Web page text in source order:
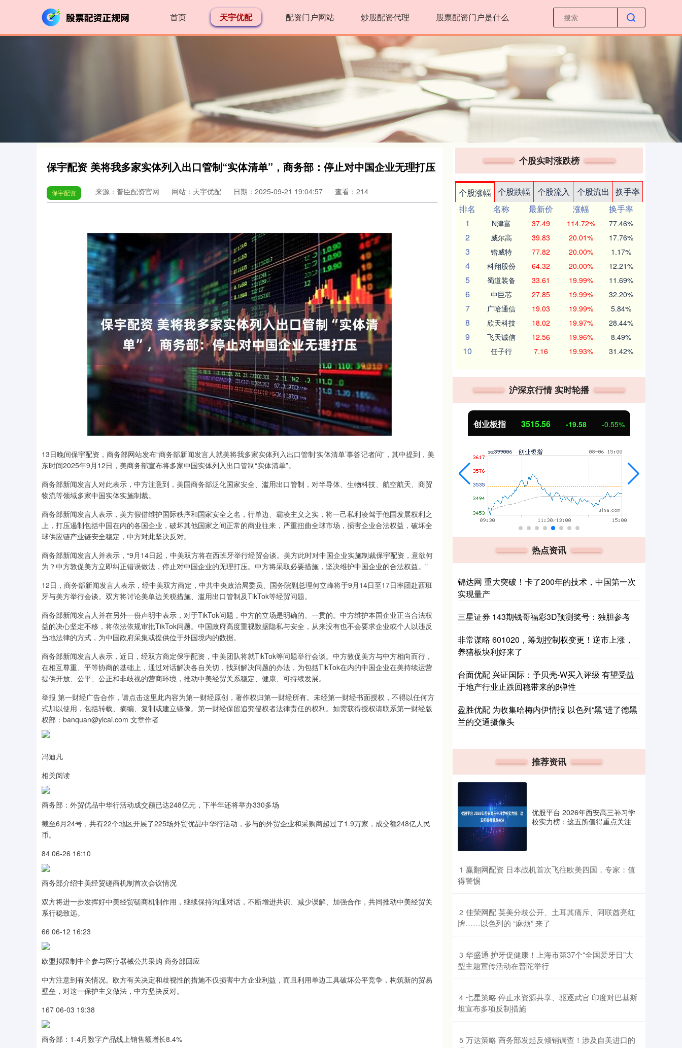
首页 天宇优配 配资门户网站 炒股配资代理 股票配资门户是什么
保宇配资 美将我多家实体列入出口管制“实体清单”，商务部：停止对中国企业无理打压
保宇配资 来源：普臣配资官网 网站：天宇优配 日期：2025-09-21 19:04:57 查看：214
13日晚间保宇配资，商务部网站发布“商务部新闻发言人就美将我多家实体列入出口管制‘实体清单’事答记者问”，其中提到，美
东时间2025年9月12日，美商务部宣布将多家中国实体列入出口管制“实体清单”。
商务部新闻发言人对此表示，中方注意到，美国商务部泛化国家安全、滥用出口管制，对半导体、生物科技、航空航天、商贸
物流等领域多家中国实体实施制裁。
商务部新闻发言人表示，美方假借维护国际秩序和国家安全之名，行单边、霸凌主义之实，将一己私利凌驾于他国发展权利之
上，打压遏制包括中国在内的各国企业，破坏其他国家之间正常的商业往来，严重扭曲全球市场，损害企业合法权益，破坏全
球供应链产业链安全稳定，中方对此坚决反对。
商务部新闻发言人并表示，“9月14日起，中美双方将在西班牙举行经贸会谈。美方此时对中国企业实施制裁保宇配资，意欲何
为？中方敦促美方立即纠正错误做法，停止对中国企业的无理打压。中方将采取必要措施，坚决维护中国企业的合法权益。”
12日，商务部新闻发言人表示，经中美双方商定，中共中央政治局委员、国务院副总理何立峰将于9月14日至17日率团赴西班
牙与美方举行会谈。双方将讨论美单边关税措施、滥用出口管制及TikTok等经贸问题。
商务部新闻发言人并在另外一份声明中表示，对于TikTok问题，中方的立场是明确的、一贯的。中方维护本国企业正当合法权
益的决心坚定不移，将依法依规审批TikTok问题。中国政府高度重视数据隐私与安全，从来没有也不会要求企业或个人以违反
当地法律的方式，为中国政府采集或提供位于外国境内的数据。
商务部新闻发言人表示，近日，经双方商定保宇配资，中美团队将就TikTok等问题举行会谈。中方敦促美方与中方相向而行，
在相互尊重、平等协商的基础上，通过对话解决各自关切，找到解决问题的办法，为包括TikTok在内的中国企业在美持续运营
提供开放、公平、公正和非歧视的营商环境，推动中美经贸关系稳定、健康、可持续发展。
举报 第一财经广告合作，请点击这里此内容为第一财经原创，著作权归第一财经所有。未经第一财经书面授权，不得以任何方
式加以使用，包括转载、摘编、复制或建立镜像。第一财经保留追究侵权者法律责任的权利。如需获得授权请联系第一财经版
权部：banquan@yicai.com 文章作者
冯迪凡
相关阅读
商务部：外贸优品中华行活动成交额已达248亿元，下半年还将举办330多场
截至6月24号，共有22个地区开展了225场外贸优品中华行活动，参与的外贸企业和采购商超过了1.9万家，成交额248亿人民
币。
84 06-26 16:10
商务部介绍中美经贸磋商机制首次会议情况
双方将进一步发挥好中美经贸磋商机制作用，继续保持沟通对话，不断增进共识、减少误解、加强合作，共同推动中美经贸关
系行稳致远。
66 06-12 16:23
欧盟拟限制中企参与医疗器械公共采购 商务部回应
中方注意到有关情况。欧方有关决定和歧视性的措施不仅损害中方企业利益，而且利用单边工具破坏公平竞争，构筑新的贸易
壁垒，对这一保护主义做法，中方坚决反对。
167 06-03 19:38
商务部：1-4月数字产品线上销售额增长8.4%
个股实时涨跌榜
个股涨幅 个股跌幅 个股流入 个股流出
换手率
排名
名称 最新价 涨幅
换手率
1
N津富 37.49 114.72% 77.46%
2 威尔高 39.83 20.01% 17.76%
3 锴威特 77.82 20.00% 1.17%
4 科翔股份 64.32 20.00% 12.21%
5 蜀道装备 33.61 19.99% 11.69%
6 中巨芯 27.85 19.99% 32.20%
7 广哈通信 19.03 19.99% 5.84%
8 欣天科技 18.02 19.97% 28.44%
9 飞天诚信 12.56 19.96% 8.49%
10 任子行 7.16 19.93% 31.42%
沪深京行情 实时轮播
沪深300 -6.85 -0.15% 北证50 1122.88 3.42 创业板指 3515.56 -19.58 -0.55%
热点资讯
锦达网 重大突破！卡了200年的技术，中国第一次
实现量产
三星证券 143期钱哥福彩3D预测奖号：独胆参考
非常谋略 601020，筹划控制权变更！逆市上涨，
养猪板块利好来了
台面优配 兴证国际：予贝壳-W买入评级 有望受益
于地产行业止跌回稳带来的β弹性
盈胜优配 为收集哈梅内伊情报 以色列“黑”进了德黑
兰的交通摄像头
推荐资讯
优股平台 2026年西安高三补习学
校实力榜：这五所值得重点关注
1 ​赢翻网配资 日本战机首次飞往欧美四国，专家：值
得警惕
2 ​佳荣网配 英美分歧公开、土耳其痛斥、阿联酋亮红
牌……以色列的 “麻烦” 来了
3 ​华盛通 护牙促健康！上海市第37个“全国爱牙日”大
型主题宣传活动在普陀举行
4 ​七星策略 停止水资源共享、驱逐武官 印度对巴基斯
坦宣布多项反制措施
5 ​万达策略 商务部发起反倾销调查！涉及自美进口的